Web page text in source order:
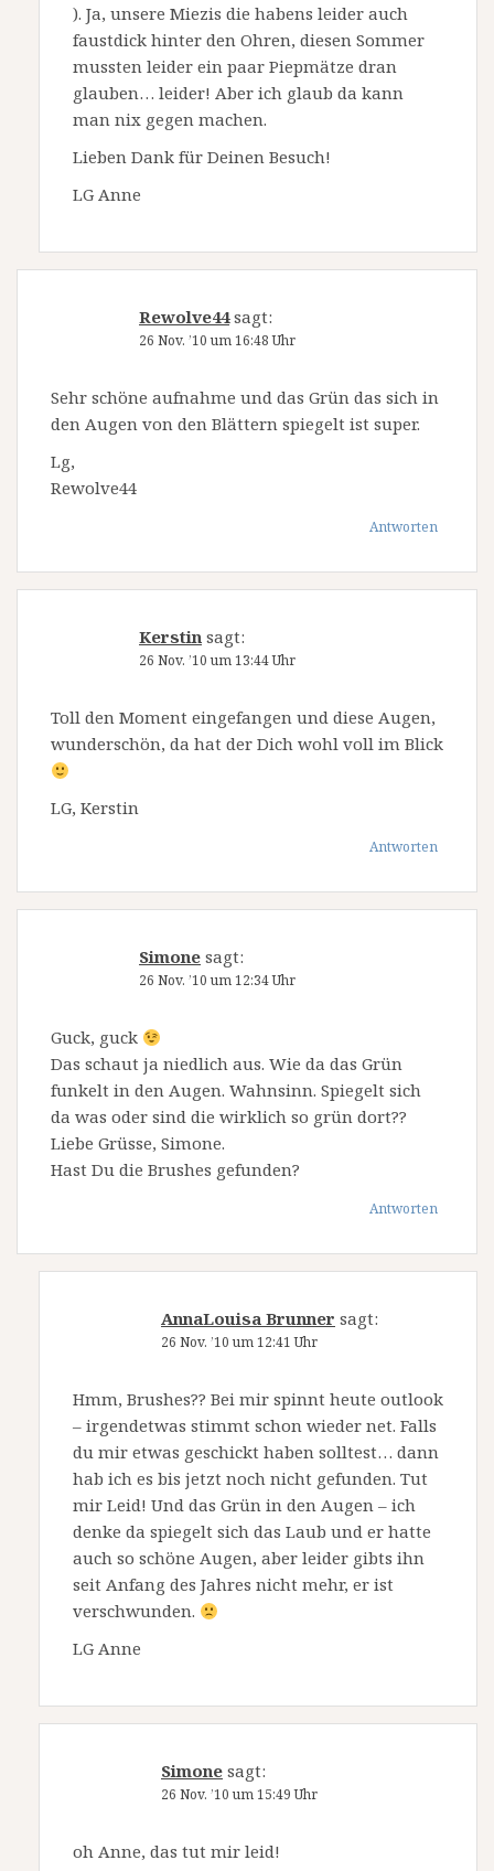
). Ja, unsere Miezis die habens leider auch
faustdick hinter den Ohren, diesen Sommer
mussten leider ein paar Piepmätze dran
glauben… leider! Aber ich glaub da kann
man nix gegen machen.
Lieben Dank für Deinen Besuch!
LG Anne
Rewolve44 sagt:
26 Nov. ’10 um 16:48 Uhr
Sehr schöne aufnahme und das Grün das sich in
den Augen von den Blättern spiegelt ist super.
Lg,
Rewolve44
Antworten
Kerstin sagt:
26 Nov. ’10 um 13:44 Uhr
Toll den Moment eingefangen und diese Augen,
wunderschön, da hat der Dich wohl voll im Blick
LG, Kerstin
Antworten
Simone sagt:
26 Nov. ’10 um 12:34 Uhr
Guck, guck
Das schaut ja niedlich aus. Wie da das Grün
funkelt in den Augen. Wahnsinn. Spiegelt sich
da was oder sind die wirklich so grün dort??
Liebe Grüsse, Simone.
Hast Du die Brushes gefunden?
Antworten
AnnaLouisa Brunner sagt:
26 Nov. ’10 um 12:41 Uhr
Hmm, Brushes?? Bei mir spinnt heute outlook
– irgendetwas stimmt schon wieder net. Falls
du mir etwas geschickt haben solltest… dann
hab ich es bis jetzt noch nicht gefunden. Tut
mir Leid! Und das Grün in den Augen – ich
denke da spiegelt sich das Laub und er hatte
auch so schöne Augen, aber leider gibts ihn
seit Anfang des Jahres nicht mehr, er ist
verschwunden.
LG Anne
Simone sagt:
26 Nov. ’10 um 15:49 Uhr
oh Anne, das tut mir leid!